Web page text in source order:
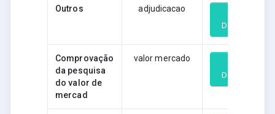
Outros adjudicacao
Download
Comprovação
da pesquisa
do valor de
mercad
valor mercado
Download